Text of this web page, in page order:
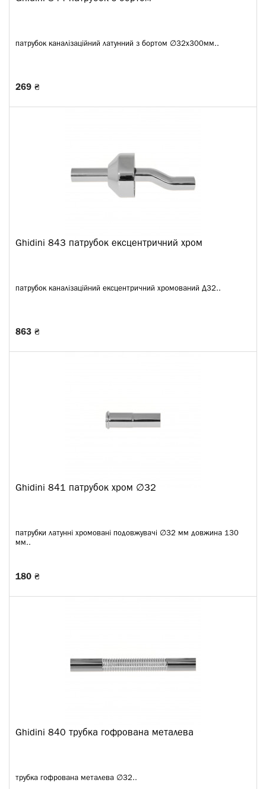
патрубок каналізаційний латунний з бортом ∅32х300мм..
269 ₴
Ghidini 843 патрубок ексцентричний хром
патрубок каналізаційний ексцентричний хромований Д32..
863 ₴
Ghidini 841 патрубок хром ∅32
патрубки латунні хромовані подовжувачі ∅32 мм довжина 130
мм..
180 ₴
Ghidini 840 трубка гофрована металева
трубка гофрована металева ∅32..